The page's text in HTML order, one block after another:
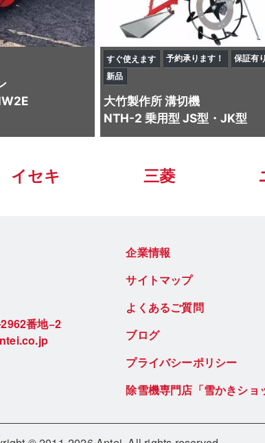
すぐ使えます 予約承ります！
保証有り
新品
大竹製作所溝切機
NTH-2 乗用型 JS型・JK型
イセキ 三菱
番地−2
企業情報
サイトマップ
よくあるご質問
ブログ
プライバシーポリシー
除雪機専門店「雪かきショ